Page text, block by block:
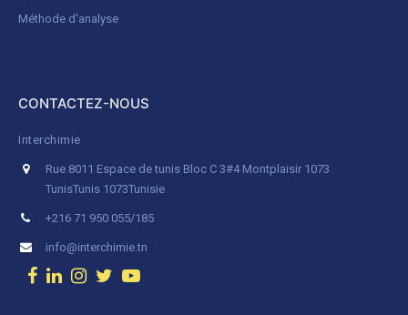
Méthode d'analyse
CONTACTEZ-NOUS
Interchimie
Rue 8011 Espace de tunis Bloc C 3#4 Montplaisir 1073
TunisTunis 1073Tunisie
+216 71 950 055/185
info@interchimie.tn